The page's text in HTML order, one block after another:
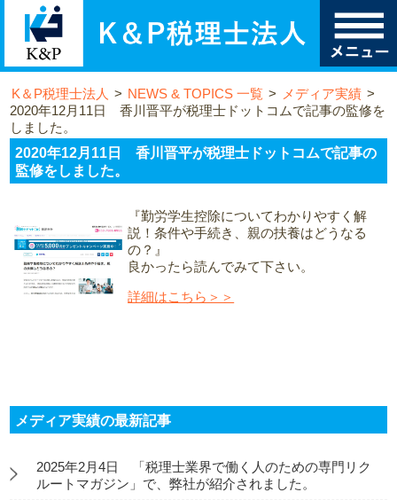
K＆P税理士法人 > NEWS & TOPICS 一覧 > メディア実績 >
2020年12月11日 香川晋平が税理士ドットコムで記事の監修を
しました。
2020年12月11日 香川晋平が税理士ドットコムで記事の
監修をしました。
『勤労学生控除についてわかりやすく解
説！条件や手続き、親の扶養はどうなる
の？』
良かったら読んでみて下さい。
詳細はこちら＞＞
メディア実績の最新記事
2025年2月4日 「税理士業界で働く人のための専門リク
ルートマガジン」で、弊社が紹介されました。